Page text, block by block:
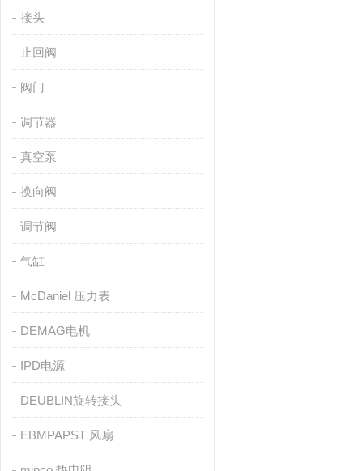
接头
止回阀
阀门
调节器
真空泵
换向阀
调节阀
气缸
McDaniel 压力表
DEMAG电机
IPD电源
DEUBLIN旋转接头
EBMPAPST 风扇